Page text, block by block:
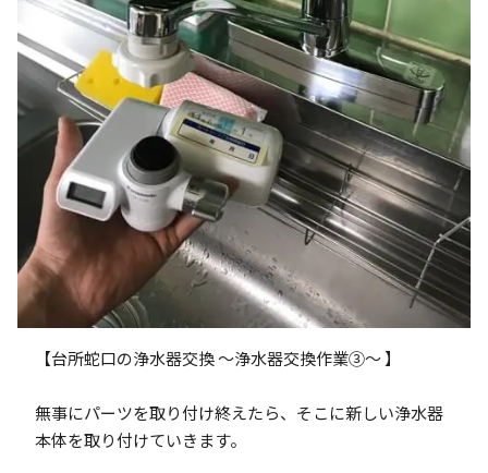
【台所蛇口の浄水器交換 ～浄水器交換作業③～ 】
無事にパーツを取り付け終えたら、そこに新しい浄水器
本体を取り付けていきます。